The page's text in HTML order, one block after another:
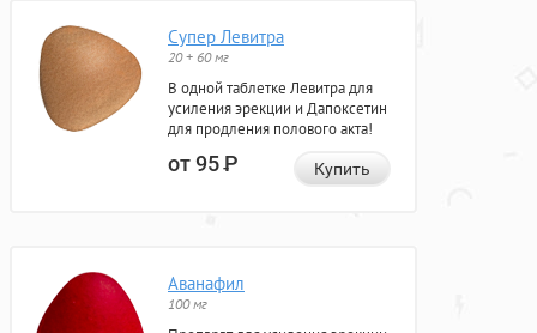
Супер Левитра
20 + 60 мг
В одной таблетке Левитра для
усиления эрекции и Дапоксетин
для продления полового акта!
от 95Р Купить
Аванафил
100 мг